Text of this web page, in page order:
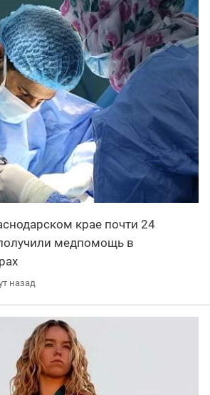
крае почти 24
медпомощь в
назад